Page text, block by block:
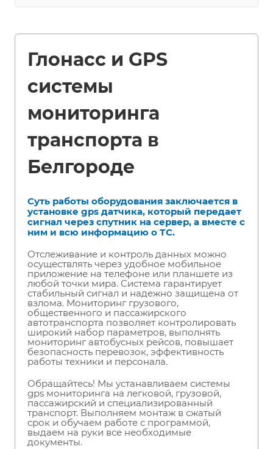
Глонасс и GPS
системы
мониторинга
транспорта в
Белгороде
Суть работы оборудования заключается в
установке gps датчика, который передает
сигнал через спутник на сервер, а вместе с
ним и всю информацию о ТС.
Отслеживание и контроль данных можно
осуществлять через удобное мобильное
приложение на телефоне или планшете из
любой точки мира. Система гарантирует
стабильный сигнал и надежно защищена от
взлома. Мониторинг грузового,
общественного и пассажирского
автотранспорта позволяет контролировать
широкий набор параметров, выполнять
мониторинг автобусных рейсов, повышает
безопасность перевозок, эффективность
работы техники и персонала.
Обращайтесь! Мы устанавливаем системы
gps мониторинга на легковой, грузовой,
пассажирский и специализированный
транспорт. Выполняем монтаж в сжатый
срок и обучаем работе с программой,
выдаем на руки все необходимые
документы.